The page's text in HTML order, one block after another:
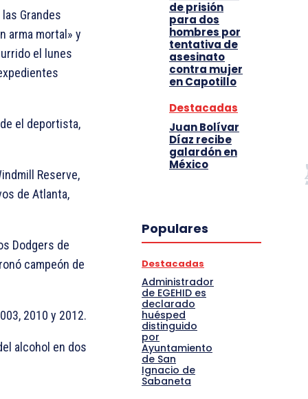
Grandes
arma mortal» y
el lunes
el deportista,
Reserve,
de Atlanta,
Dodgers de
campeón de
2010 y 2012.
alcohol en dos
de prisión
para dos
hombres por
tentativa de
asesinato
contra mujer
en Capotillo
Destacadas
Juan Bolívar
Díaz recibe
galardón en
México
Populares
Destacadas
Administrador
de EGEHID es
declarado
huésped
distinguido
por
Ayuntamiento
de San
Ignacio de
Sabaneta